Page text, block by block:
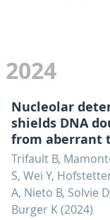
2024
Nucleolar
shields DNA
from aberrant
Trifault B,
S, Wei Y,
A, Nieto B, Solvie
Burger K (2024)